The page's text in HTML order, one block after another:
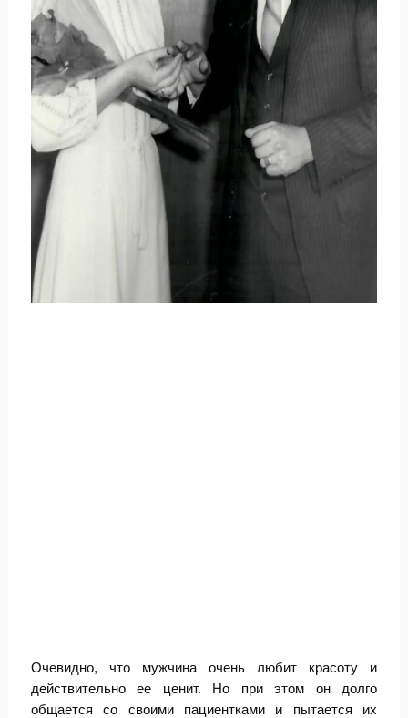
Очевидно, что мужчина очень любит красоту и
действительно ее ценит. Но при этом он долго
общается со своими пациентками и пытается их